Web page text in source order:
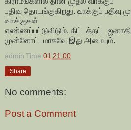
பதிவு தொடங்குகிறது. வாக்குப் பதிவு
வாக்குகள்
எண்ணப்பட்டுவிடும். கிட்டத்தட்ட
முன்னோட்டமாகவே இது அமையும்.
admin Time 01:21:00
Share
No comments:
Post a Comment